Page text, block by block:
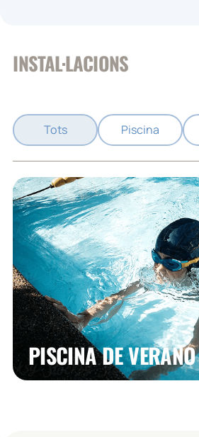
INSTAL·LACIONS
Tots Piscina
PISCINA DE VERANO